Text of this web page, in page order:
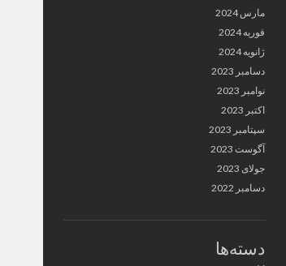
مارس 2024
فوریه 2024
ژانویه 2024
دسامبر 2023
نوامبر 2023
اکتبر 2023
سپتامبر 2023
آگوست 2023
جولای 2023
دسامبر 2022
دسته‌ها